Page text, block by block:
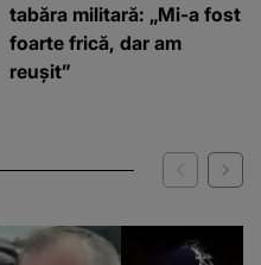
tabăra militară: „Mi-a fost
foarte frică, dar am
reușit”